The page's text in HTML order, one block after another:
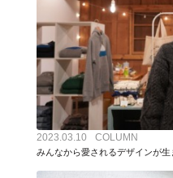
2023.03.10 COLUMN
みんなから愛されるデザインが